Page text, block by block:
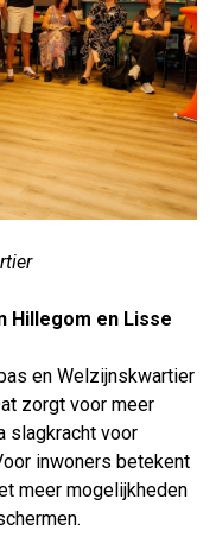
Hillegom en Lisse
en Welzijnskwartier
zorgt voor meer
slagkracht voor
inwoners betekent
meer mogelijkheden